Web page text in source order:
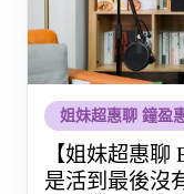
姐妹超惠聊 鐘盈
【姐妹超惠聊
是活到最後沒